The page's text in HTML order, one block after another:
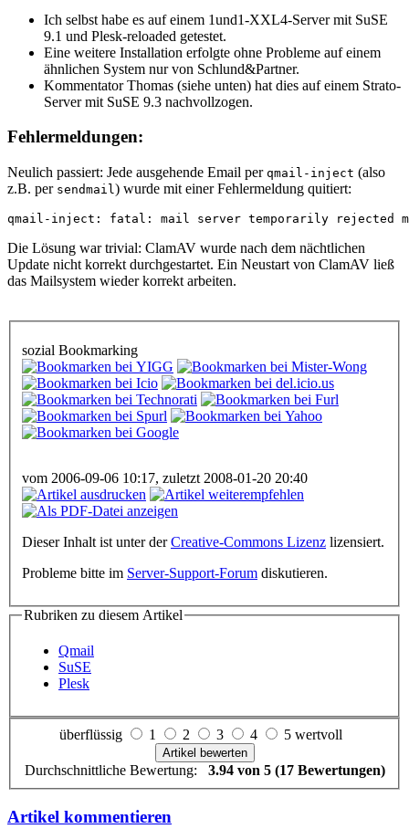
Ich selbst habe es auf einem 1und1-XXL4-Server mit SuSE
9.1 und Plesk-reloaded getestet.
Eine weitere Installation erfolgte ohne Probleme auf einem
ähnlichen System nur von Schlund&Partner.
Kommentator Thomas (siehe unten) hat dies auf einem Strato-
Server mit SuSE 9.3 nachvollzogen.
Fehlermeldungen:
Neulich passiert: Jede ausgehende Email per qmail-inject (also
z.B. per sendmail) wurde mit einer Fehlermeldung quitiert:
qmail-inject: fatal: mail server temporarily rejected
Die Lösung war trivial: ClamAV wurde nach dem nächtlichen
Update nicht korrekt durchgestartet. Ein Neustart von ClamAV ließ
das Mailsystem wieder korrekt arbeiten.
sozial Bookmarking
vom 2006-09-06 10:17, zuletzt 2008-01-20 20:40
Dieser Inhalt ist unter derCreative-Commons Lizenz lizensiert.
Probleme bitte im Server-Support-Forum diskutieren.
Rubriken zu diesem Artikel
Qmail
SuSE
Plesk
überflüssig 1 2 3 4 5 wertvoll
Durchschnittliche Bewertung: 3.94 von 5 (17 Bewertungen)
Artikel kommentieren